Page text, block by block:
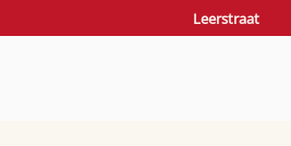
Leerstraat